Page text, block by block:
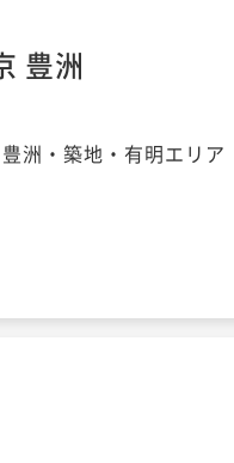
豊洲
洲・築地・有明エリア